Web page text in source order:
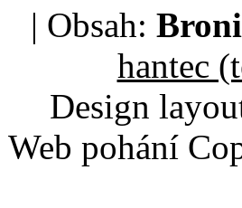
| Obsah:
hantec
Design
Web pohání